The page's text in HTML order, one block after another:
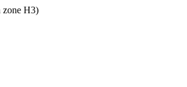
zone H3)